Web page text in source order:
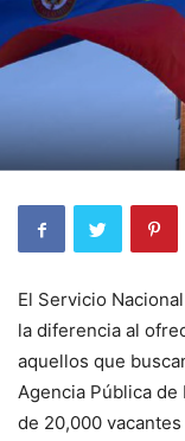
El Servicio
la diferencia al
aquellos que
Agencia Pública de
de 20,000